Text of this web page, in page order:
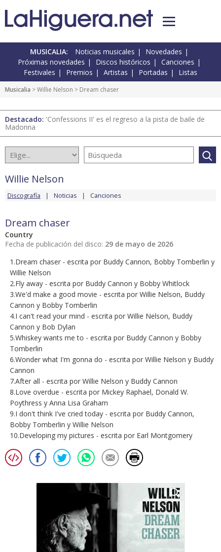
MUSICALIA: Noticias musicales
Novedades
Próximas novedades
Discos históricos
Canciones
Festivales
Premios Artistas Portadas Listas
Musicalia >Willie Nelson > Dream chaser
Destacado: 'Confessions II' es el regreso a la pista de baile de
Madonna
Willie Nelson
Discografía Noticias Canciones
Dream chaser
Country
Fecha de publicación del disco: 29 de mayo de 2026
1.Dream chaser - escrita por Buddy Cannon, Bobby Tomberlin y
Willie Nelson
2.Fly away - escrita por Buddy Cannon y Bobby Whitlock
3.We'd make a good movie - escrita por Willie Nelson, Buddy
Cannon y Bobby Tomberlin
4.I can't read your mind - escrita por Willie Nelson, Buddy
Cannon y Bob Dylan
5.Whiskey wants me to - escrita por Buddy Cannon y Bobby
Tomberlin
6.Wonder what I'm gonna do - escrita por Willie Nelson y Buddy
Cannon
7.After all - escrita por Willie Nelson y Buddy Cannon
8.Love overdue - escrita por Mickey Raphael, Donald W.
Poythress y Anna Lisa Graham
9.I don't think I've cried today - escrita por Buddy Cannon,
Bobby Tomberlin y Willie Nelson
10.Developing my pictures - escrita por Earl Montgomery